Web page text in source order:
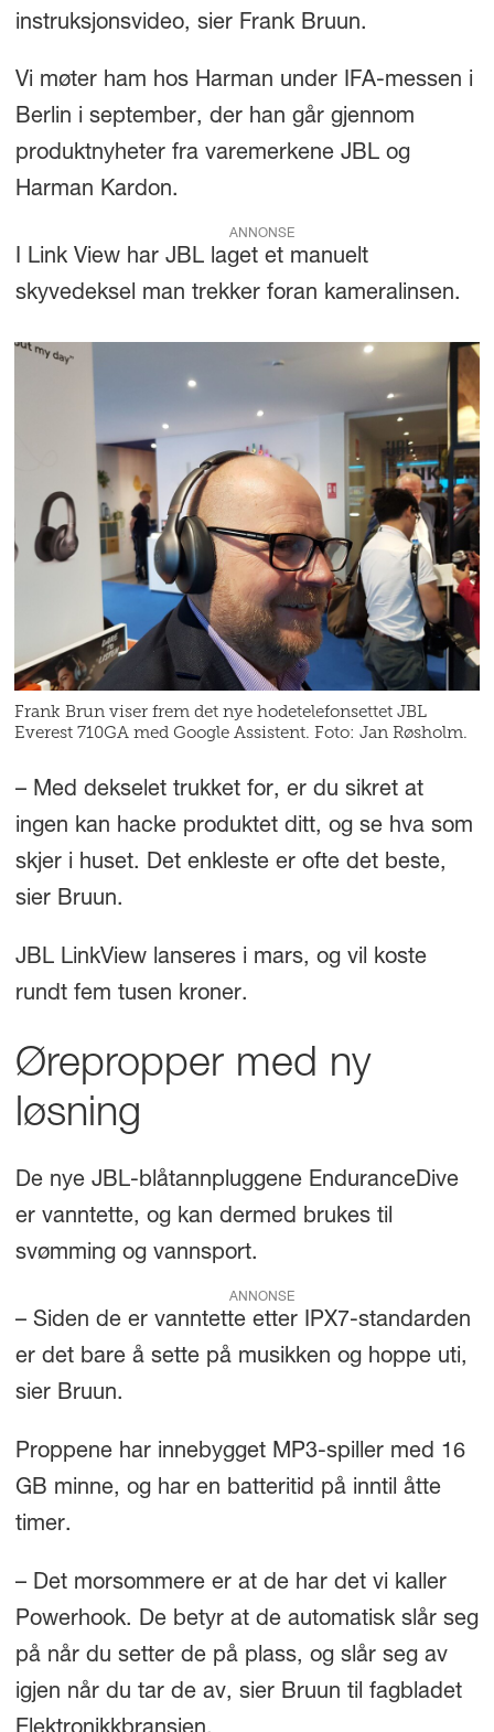
instruksjonsvideo, sier Frank Bruun.
Vi møter ham hos Harman under IFA-messen i
Berlin i september, der han går gjennom
produktnyheter fra varemerkene JBL og
Harman Kardon.
ANNONSE
I Link View har JBL laget et manuelt
skyvedeksel man trekker foran kameralinsen.
Frank Brun viser frem det nye hodetelefonsettet JBL
Everest 710GA med Google Assistent. Foto: Jan Røsholm.
– Med dekselet trukket for, er du sikret at
ingen kan hacke produktet ditt, og se hva som
skjer i huset. Det enkleste er ofte det beste,
sier Bruun.
JBL LinkView lanseres i mars, og vil koste
rundt fem tusen kroner.
Ørepropper med ny
løsning
De nye JBL-blåtannpluggene EnduranceDive
er vanntette, og kan dermed brukes til
svømming og vannsport.
ANNONSE
– Siden de er vanntette etter IPX7-standarden
er det bare å sette på musikken og hoppe uti,
sier Bruun.
Proppene har innebygget MP3-spiller med 16
GB minne, og har en batteritid på inntil åtte
timer.
– Det morsommere er at de har det vi kaller
Powerhook. De betyr at de automatisk slår seg
på når du setter de på plass, og slår seg av
igjen når du tar de av, sier Bruun til fagbladet